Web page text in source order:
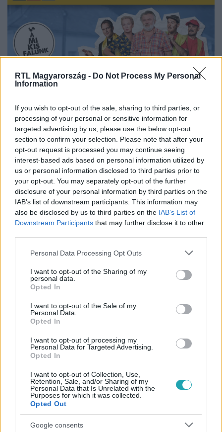
RTL Magyarország - Do Not Process My Personal
Information
If you wish to opt-out of the sale, sharing to third parties, or
processing of your personal or sensitive information for
targeted advertising by us, please use the below opt-out
section to confirm your selection. Please note that after your
opt-out request is processed you may continue seeing
interest-based ads based on personal information utilized by
us or personal information disclosed to third parties prior to
your opt-out. You may separately opt-out of the further
disclosure of your personal information by third parties on the
IAB’s list of downstream participants. This information may
also be disclosed by us to third parties on the IAB’s List of
Downstream Participants that may further disclose it to other
Please note that this website/app uses one or more Google
not limited to your visit or usage behaviour. You may click to
grant or deny consent to Google and its third-party tags to
use your data for below specified purposes in below Google
consent section.
Personal Data Processing Opt Outs
I want to opt-out of the Sharing of my
personal data.
Opted In
I want to opt-out of the Sale of my
Personal Data.
Opted In
I want to opt-out of processing my
Personal Data for Targeted Advertising.
Opted In
I want to opt-out of Collection, Use,
Retention, Sale, and/or Sharing of my
Personal Data that Is Unrelated with the
Purposes for which it was collected.
Opted Out
Google consents
Streameld a legújabb évadot az RTL+ Premiumon!
Itt állítsd be, hogy az RTL.hu az elsők között
legyen a Google-találatokban!
Kövess minket, és értesülj a friss hírekről a
Facebookon is!
Követem
FÓKUSZ
CSUJA IMRE #BELFÖLD